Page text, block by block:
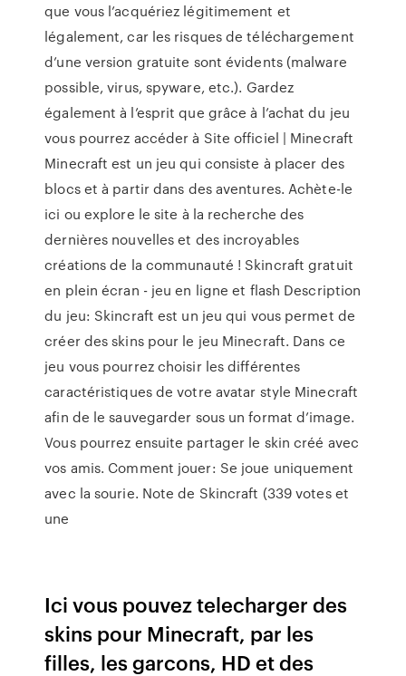
que vous l’acquériez légitimement et
légalement, car les risques de téléchargement
d’une version gratuite sont évidents (malware
possible, virus, spyware, etc.). Gardez
également à l’esprit que grâce à l’achat du jeu
vous pourrez accéder à Site officiel | Minecraft
Minecraft est un jeu qui consiste à placer des
blocs et à partir dans des aventures. Achète-le
ici ou explore le site à la recherche des
dernières nouvelles et des incroyables
créations de la communauté ! Skincraft gratuit
en plein écran - jeu en ligne et flash Description
du jeu: Skincraft est un jeu qui vous permet de
créer des skins pour le jeu Minecraft. Dans ce
jeu vous pourrez choisir les différentes
caractéristiques de votre avatar style Minecraft
afin de le sauvegarder sous un format d’image.
Vous pourrez ensuite partager le skin créé avec
vos amis. Comment jouer: Se joue uniquement
avec la sourie. Note de Skincraft (339 votes et
une
Ici vous pouvez telecharger des
skins pour Minecraft, par les
filles, les garcons, HD et des